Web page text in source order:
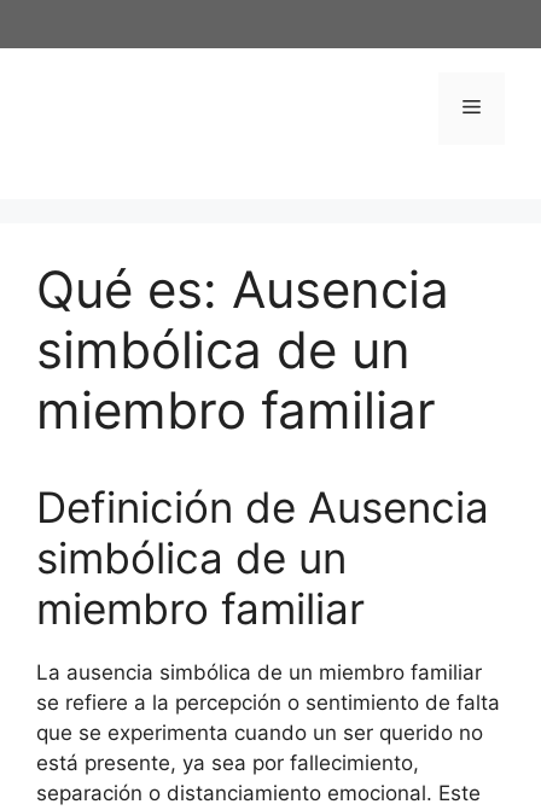
al
Menú
Qué es: Ausencia
simbólica de un
miembro familiar
Definición de Ausencia
simbólica de un
miembro familiar
La ausencia simbólica de un miembro familiar
se refiere a la percepción o sentimiento de falta
que se experimenta cuando un ser querido no
está presente, ya sea por fallecimiento,
separación o distanciamiento emocional. Este